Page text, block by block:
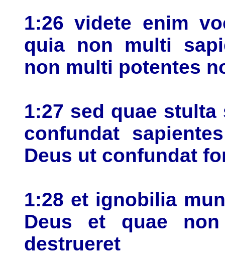
1:26 videte enim
quia non multi
non multi potentes
1:27 sed quae
confundat
Deus ut confundat
1:28 et ignobilia
Deus et quae
destrueret